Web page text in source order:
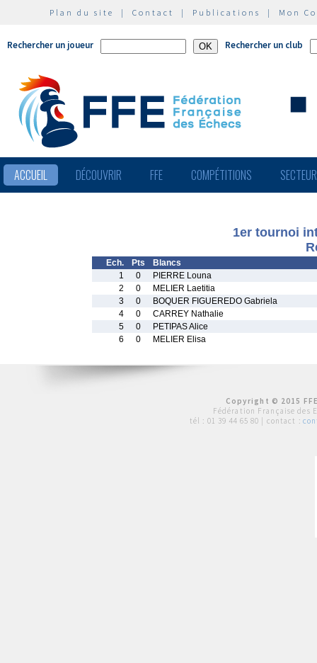
Plan du site | Contact | Publications | Mon
Rechercher un joueur Rechercher un club
ACCUEIL DÉCOUVRIR FFE COMPÉTITIONS
1er tournoi
Ech. Pts
Blancs
1
0
PIERRE Louna
2
0
MELIER Laetitia
3
0
BOQUER FIGUEREDO Gabriela
4
0
CARREY Nathalie
5
0
PETIPAS Alice
6
0 MELIER Elisa
Copyright © 2015
Fédération Française des
tél : 01 39 44 65 80 | contact :